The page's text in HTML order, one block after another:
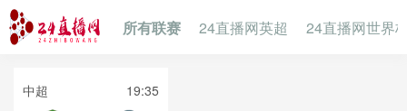
所有联赛 24直播网英超 24直播网世界
中超 19:35